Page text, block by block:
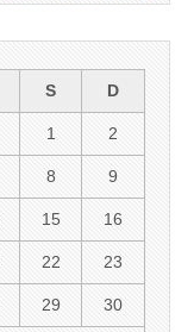
S D
1 2
8 9
15 16
22 23
29 30